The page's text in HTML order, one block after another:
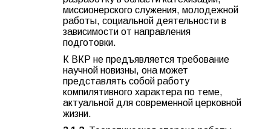
миссионерского служения, молодежной
работы, социальной деятельности в
зависимости от направления
подготовки.
К ВКР не предъявляется требование
научной новизны, она может
представлять собой работу
компилятивного характера по теме,
актуальной для современной церковной
жизни.